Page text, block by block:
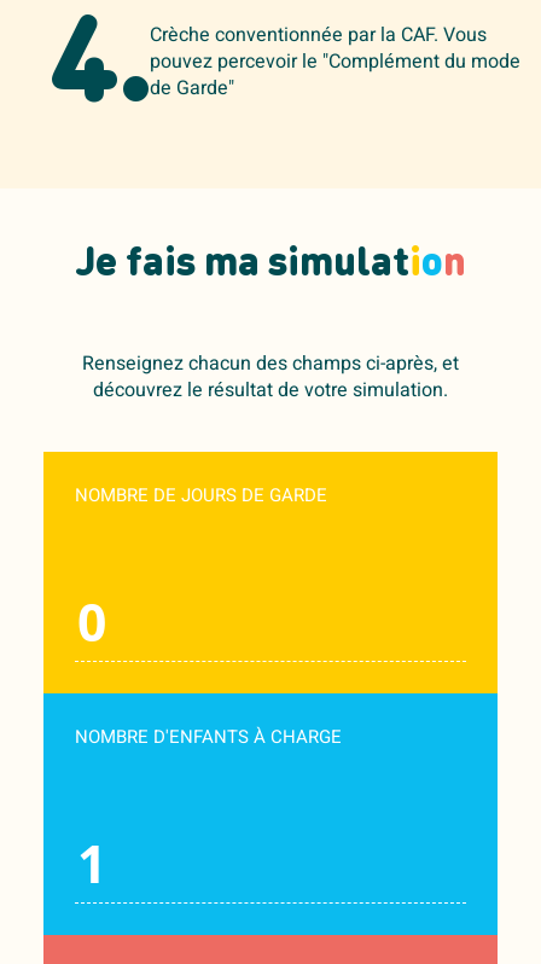
4.Crèche conventionnée par la CAF. Vous
pouvez percevoir le "Complément du mode
de Garde"
Je fais ma simulation
Renseignez chacun des champs ci-après, et
découvrez le résultat de votre simulation.
NOMBRE DE JOURS DE GARDE
NOMBRE D'ENFANTS À CHARGE